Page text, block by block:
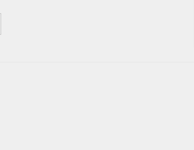
Injection Molded PolyPropylene (IMPP™) Cone
speakers